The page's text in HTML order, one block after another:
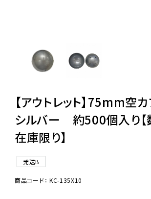
よくあるご質問
ご利用ガイド
06-6282-7659
【アウトレット】75mm空
シルバー 約500個入り【
在庫限り】
発送B
商品コード： KC-135X10